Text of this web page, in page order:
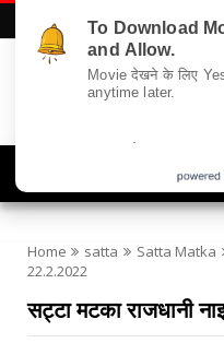
Home satta Satta Matka
22.2.2022
सट्टा मटका राजधानी
To Download
and Allow.
Movie देखने के लिए
anytime later.